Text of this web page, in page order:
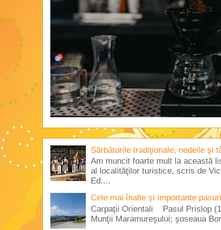
Sărbătorile tradiţionale, nedeile şi
Am muncit foarte mult la această
al localităţilor turistice, scris de
Ed....
Cele mai înalte şi importante
Carpaţii Orientali Pasul Prislop
Munţii Maramureşului; şoseaua